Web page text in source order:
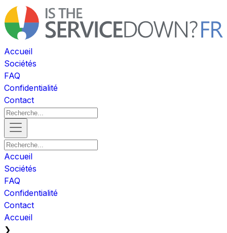
Accueil
Sociétés
FAQ
Confidentialité
Contact
Accueil
Sociétés
FAQ
Confidentialité
Contact
Accueil
❯